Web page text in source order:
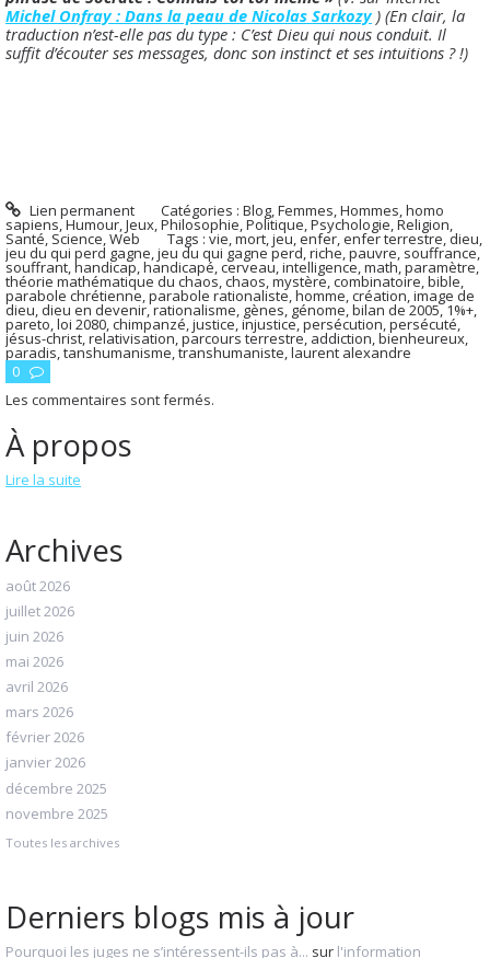
Michel Onfray : Dans la peau de Nicolas Sarkozy ) (En clair, la
traduction n’est-elle pas du type : C’est Dieu qui nous conduit. Il
suffit d’écouter ses messages, donc son instinct et ses intuitions ? !)
Lien permanent Catégories :Blog,Femmes,Hommes, homo
sapiens,Humour,Jeux,Philosophie,Politique,Psychologie,Religion,
Santé, Science,Web Tags : vie,mort,jeu,enfer,enfer terrestre, dieu,
jeu du qui perd gagne,jeu du qui gagne perd,riche,pauvre, souffrance,
souffrant, handicap,handicapé,cerveau,intelligence,math,paramètre,
théorie mathématique du chaos,chaos,mystère,combinatoire,bible,
parabole chrétienne,parabole rationaliste,homme,création,image de
dieu, dieu en devenir,rationalisme, gènes, génome,bilan de 2005,1%+,
pareto,loi 2080,chimpanzé,justice,injustice,persécution,persécuté,
jésus-christ,relativisation,parcours terrestre, addiction,bienheureux,
paradis,tanshumanisme,transhumaniste,laurent alexandre
0
Les commentaires sont fermés.
À propos
Lire la suite
Archives
août 2026
juillet 2026
juin 2026
mai 2026
avril 2026
mars 2026
février 2026
janvier 2026
décembre 2025
novembre 2025
Toutes les archives
Derniers blogs mis à jour
Pourquoi les juges ne s’intéressent-ils pas à... sur l'information